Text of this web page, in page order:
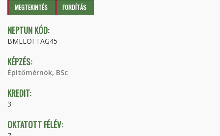
Elsődleges fülek
MEGTEKINTÉS (AKTÍVFORDÍTÁS
NEPTUN KÓD:
BMEEOFTAG45
KÉPZÉS:
Építőmérnök, BSc
KREDIT:
3
OKTATOTT FÉLÉV: